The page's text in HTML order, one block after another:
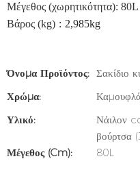
Μέγεθος (χωρητικότητα): 80L
Βάρος (kg) : 2,985kg
Όνομα Προϊόντος: Σακίδιο
Χρώμα:
Υλικό:
Νάιλον
βούρτσα
Μέγεθος (cm):
80L